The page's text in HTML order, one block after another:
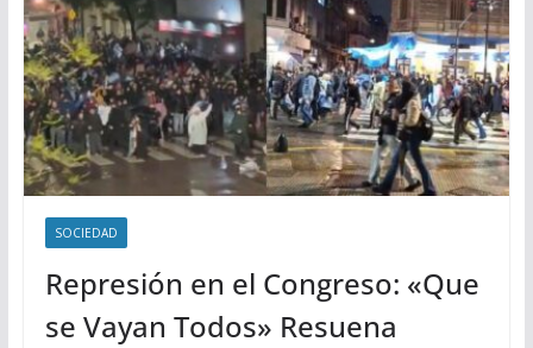
SOCIEDAD
Represión en el Congreso: «Que
se Vayan Todos» Resuena